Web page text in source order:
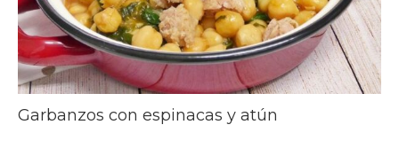
Garbanzos con espinacas y atún